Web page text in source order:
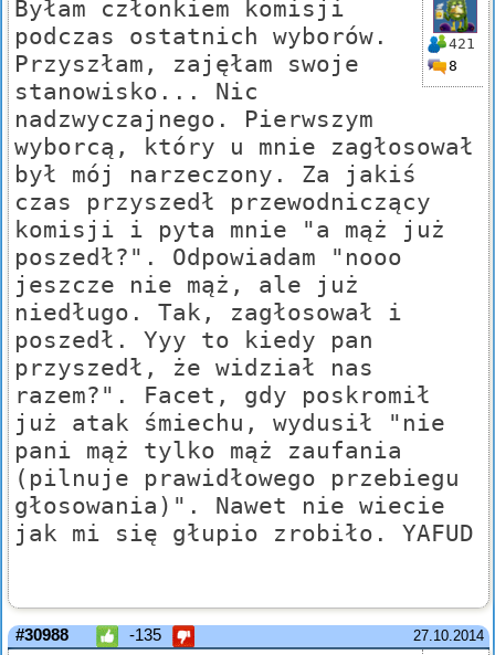
421
8
Byłam członkiem komisji
podczas ostatnich wyborów.
Przyszłam, zajęłam swoje
stanowisko... Nic
nadzwyczajnego. Pierwszym
wyborcą, który u mnie zagłosował
był mój narzeczony. Za jakiś
czas przyszedł przewodniczący
komisji i pyta mnie "a mąż już
poszedł?". Odpowiadam "nooo
jeszcze nie mąż, ale już
niedługo. Tak, zagłosował i
poszedł. Yyy to kiedy pan
przyszedł, że widział nas
razem?". Facet, gdy poskromił
już atak śmiechu, wydusił "nie
pani mąż tylko mąż zaufania
(pilnuje prawidłowego przebiegu
głosowania)". Nawet nie wiecie
jak mi się głupio zrobiło. YAFUD
27.10.2014
#30988 -135